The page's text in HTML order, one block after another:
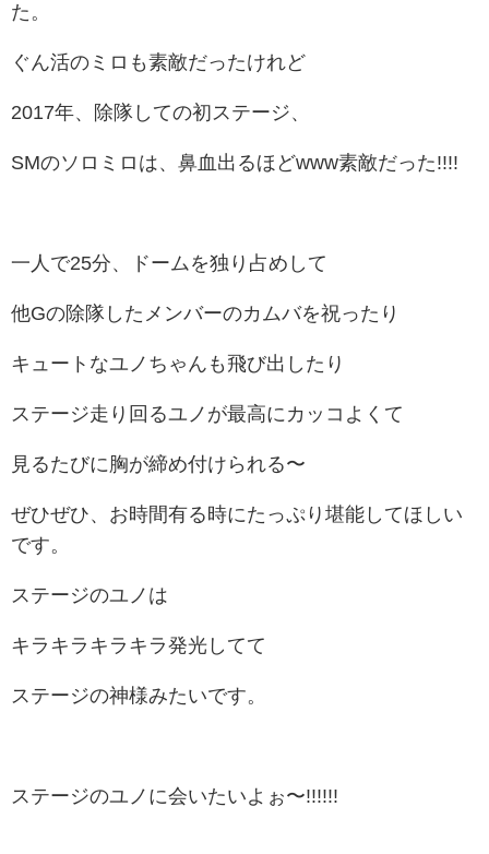
た。
ぐん活のミロも素敵だったけれど
2017年、除隊しての初ステージ、
SMのソロミロは、鼻血出るほどwww素敵だった!!!!
一人で25分、ドームを独り占めして
他Gの除隊したメンバーのカムバを祝ったり
キュートなユノちゃんも飛び出したり
ステージ走り回るユノが最高にカッコよくて
見るたびに胸が締め付けられる〜
ぜひぜひ、お時間有る時にたっぷり堪能してほしい
です。
ステージのユノは
キラキラキラキラ発光してて
ステージの神様みたいです。
ステージのユノに会いたいよぉ〜!!!!!!